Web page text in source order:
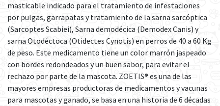
masticable indicado para el tratamiento de infestaciones
por pulgas, garrapatas y tratamiento de la sarna sarcóptica
(Sarcoptes Scabiei), Sarna demodécica (Demodex Canis) y
sarna Otodéctoca (Otidectes Cynotis) en perros de 40 a 60 Kg
de peso. Este medicamento tiene un color marrón jaspeado
con bordes redondeados y un buen sabor, para evitar el
rechazo por parte de la mascota. ZOETIS® es una de las
mayores empresas productoras de medicamentos y vacunas
para mascotas y ganado, se basa en una historia de 6 décadas